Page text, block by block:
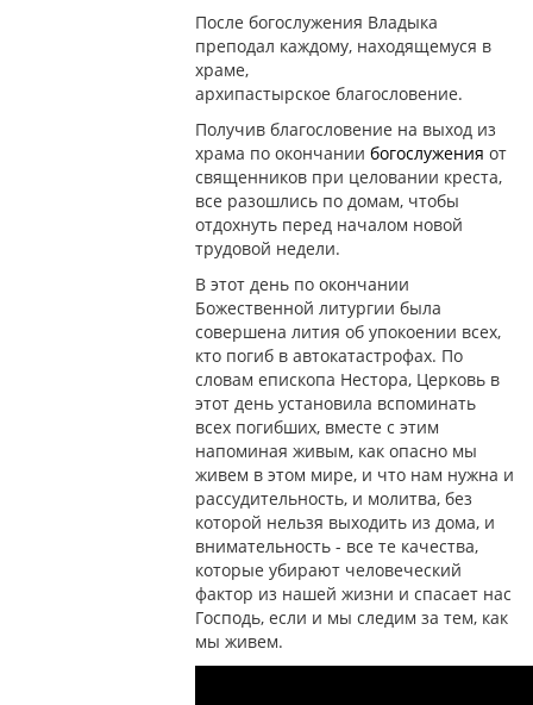
После богослужения Владыка
преподал каждому, находящемуся в
храме,
архипастырское благословение.
Получив благословение на выход из
храма по окончаниибогослужения от
священников при целовании креста,
все разошлись по домам, чтобы
отдохнуть перед началом новой
трудовой недели.
В этот день по окончании
Божественной литургии была
совершена лития об упокоении всех,
кто погиб в автокатастрофах. По
словам епископа Нестора, Церковь в
этот день установила вспоминать
всех погибших, вместе с этим
напоминая живым, как опасно мы
живем в этом мире, и что нам нужна и
рассудительность, и молитва, без
которой нельзя выходить из дома, и
внимательность - все те качества,
которые убирают человеческий
фактор из нашей жизни и спасает нас
Господь, если и мы следим за тем, как
мы живем.